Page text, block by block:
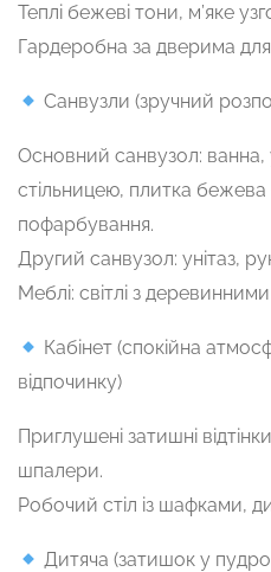
Теплі бежеві тони, м’яке
Гардеробна за дверима для
Санвузли (зручний
Основний санвузол: ванна,
стільницею, плитка
пофарбування.
Другий санвузол: унітаз,
Меблі: світлі з
Кабінет (спокійна
відпочинку)
Приглушені затишні
шпалери.
Робочий стіл із шафками,
Дитяча (затишок у